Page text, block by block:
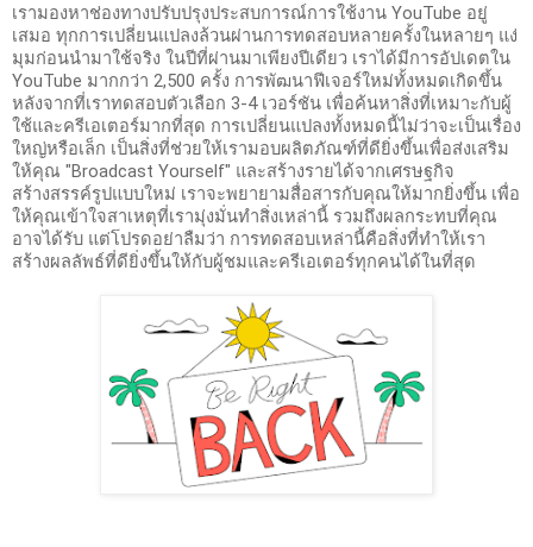
เรามองหาช่องทางปรับปรุงประสบการณ์การใช้งาน YouTube อยู่
เสมอ ทุกการเปลี่ยนแปลงล้วนผ่านการทดสอบหลายครั้งในหลายๆ แง่
มุมก่อนนำมาใช้จริง ในปีที่ผ่านมาเพียงปีเดียว เราได้มีการอัปเดตใน
YouTube มากกว่า 2,500 ครั้ง การพัฒนาฟีเจอร์ใหม่ทั้งหมดเกิดขึ้น
หลังจากที่เราทดสอบตัวเลือก 3-4 เวอร์ชัน เพื่อค้นหาสิ่งที่เหมาะกับผู้
ใช้และครีเอเตอร์มากที่สุด การเปลี่ยนแปลงทั้งหมดนี้ไม่ว่าจะเป็นเรื่อง
ใหญ่หรือเล็ก เป็นสิ่งที่ช่วยให้เรามอบผลิตภัณฑ์ที่ดียิ่งขึ้นเพื่อส่งเสริม
ให้คุณ "Broadcast Yourself" และสร้างรายได้จากเศรษฐกิจ
สร้างสรรค์รูปแบบใหม่ เราจะพยายามสื่อสารกับคุณให้มากยิ่งขึ้น เพื่อ
ให้คุณเข้าใจสาเหตุที่เรามุ่งมั่นทำสิ่งเหล่านี้ รวมถึงผลกระทบที่คุณ
อาจได้รับ แต่โปรดอย่าลืมว่า การทดสอบเหล่านี้คือสิ่งที่ทำให้เรา
สร้างผลลัพธ์ที่ดียิ่งขึ้นให้กับผู้ชมและครีเอเตอร์ทุกคนได้ในที่สุด